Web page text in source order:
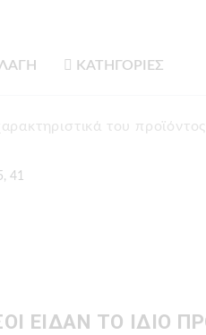
ΚΑΤΗΓΟΡΙΕΣ
του
41
ΕΙΔΑΝ ΤΟ ΙΔΙΟ